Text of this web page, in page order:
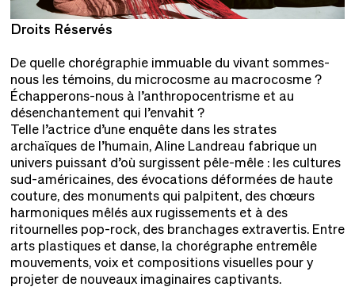
Droits Réservés
De quelle chorégraphie immuable du vivant sommes-
nous les témoins, du microcosme au macrocosme ?
Échapperons-nous à l’anthropocentrisme et au
désenchantement qui l’envahit ?
Telle l’actrice d’une enquête dans les strates
archaïques de l’humain, Aline Landreau fabrique un
univers puissant d’où surgissent pêle-mêle : les cultures
sud-américaines, des évocations déformées de haute
couture, des monuments qui palpitent, des chœurs
harmoniques mêlés aux rugissements et à des
ritournelles pop-rock, des branchages extravertis. Entre
arts plastiques et danse, la chorégraphe entremêle
mouvements, voix et compositions visuelles pour y
projeter de nouveaux imaginaires captivants.